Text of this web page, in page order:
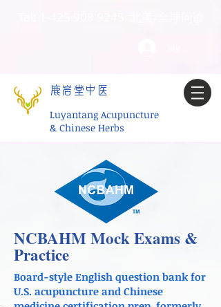
鹿岩堂中医
Luyantang Acupuncture
& Chinese Herbs
NCBAHM Mock Exams &
Practice
Board-style English question bank for
U.S. acupuncture and Chinese